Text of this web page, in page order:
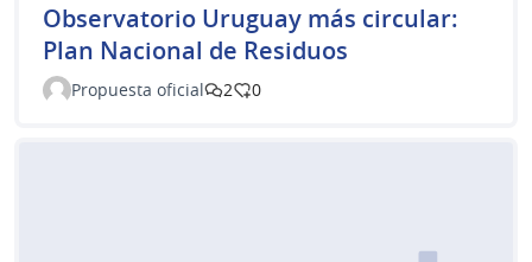
Observatorio Uruguay más circular:
Plan Nacional de Residuos
Propuesta oficial 2 0